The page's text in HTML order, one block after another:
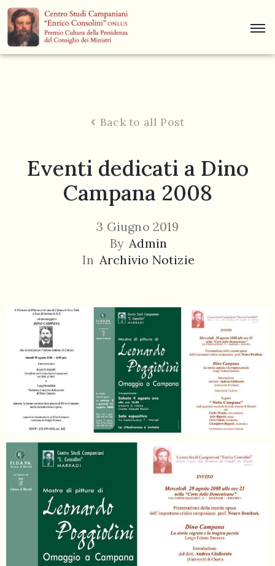
Centro
Museo
centrocampana@tiscali.it
Back to all Post
Eventi dedicati a Dino
Campana 2008
3 Giugno 2019
By Admin
In Archivio Notizie